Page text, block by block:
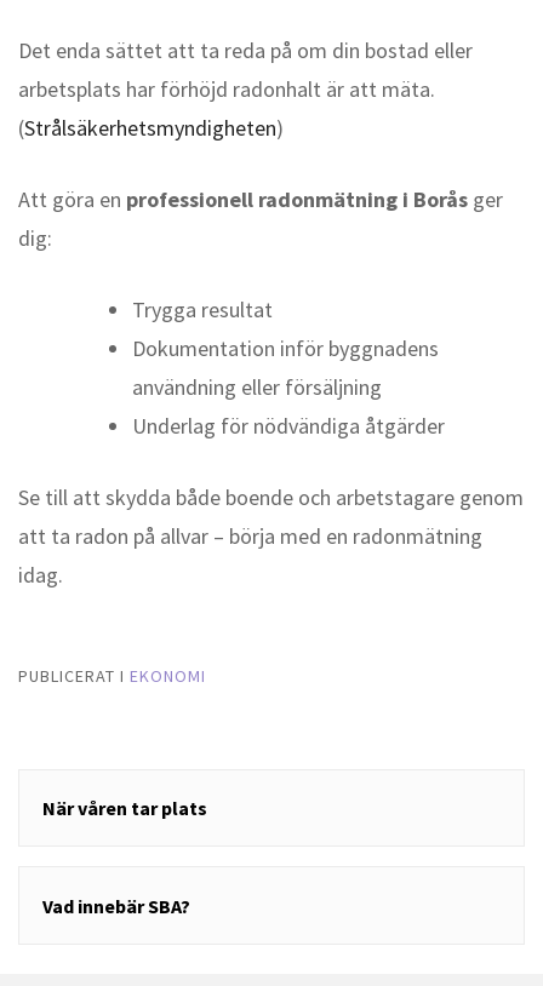
Det enda sättet att ta reda på om din bostad eller
arbetsplats har förhöjd radonhalt är att mäta.
(Strålsäkerhetsmyndigheten)
Att göra en professionell radonmätning i Borås ger
dig:
Trygga resultat
Dokumentation inför byggnadens
användning eller försäljning
Underlag för nödvändiga åtgärder
Se till att skydda både boende och arbetstagare genom
att ta radon på allvar – börja med en radonmätning
idag.
PUBLICERAT I EKONOMI
När våren tar plats
Vad innebär SBA?